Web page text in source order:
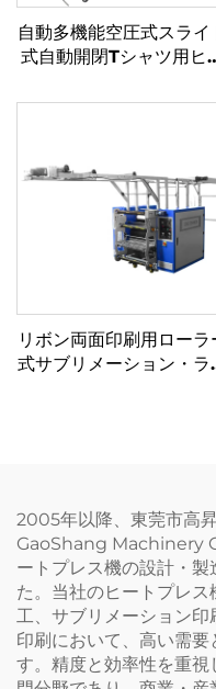
自動多機能空圧式スライ
式自動開閉Tシャツ用ヒ
cm、38×38 cm、
リボン両面印刷用ローラ
式サブリメーション・ラ
2005年以降、東莞市高
GaoShang Machinery
ートプレス機の設計・
た。当社のヒートプレ
工、サブリメーション
印刷において、高い需
す。精度と効率性を重